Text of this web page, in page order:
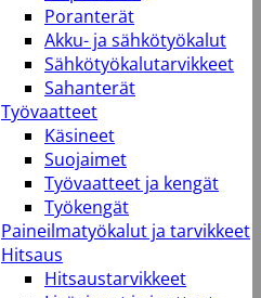
Poranterät
Akku- ja sähkötyökalut
Sähkötyökalutarvikkeet
Sahanterät
Työvaatteet
Käsineet
Suojaimet
Työvaatteet ja kengät
Työkengät
Paineilmatyökalut ja tarvikkeet
Hitsaus
Hitsaustarvikkeet